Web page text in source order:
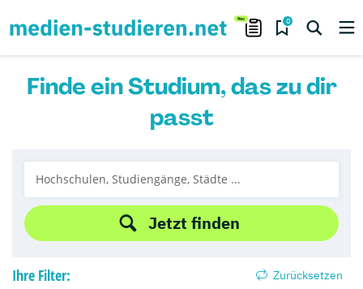
0
Finde ein Studium, das zu dir
passt
Jetzt finden
Ihre Filter: Zurücksetzen